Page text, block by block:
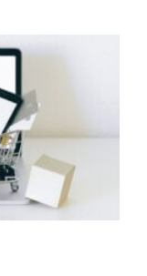
prywatność.
stronie w celu
funkcji
korzystania
szczegółowo
przez tutaj pliki